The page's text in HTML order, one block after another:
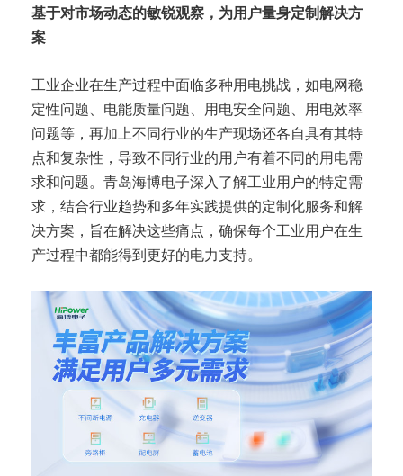
基于对市场动态的敏锐观察，为用户量身定制解决方
案
工业企业在生产过程中面临多种用电挑战，如电网稳
定性问题、电能质量问题、用电安全问题、用电效率
问题等，再加上不同行业的生产现场还各自具有其特
点和复杂性，导致不同行业的用户有着不同的用电需
求和问题。青岛海博电子深入了解工业用户的特定需
求，结合行业趋势和多年实践提供的定制化服务和解
决方案，旨在解决这些痛点，确保每个工业用户在生
产过程中都能得到更好的电力支持。